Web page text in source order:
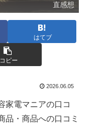
直感想
はてブ
コピー
2026.06.05
家電マニアの口コ
品・商品への口コミ